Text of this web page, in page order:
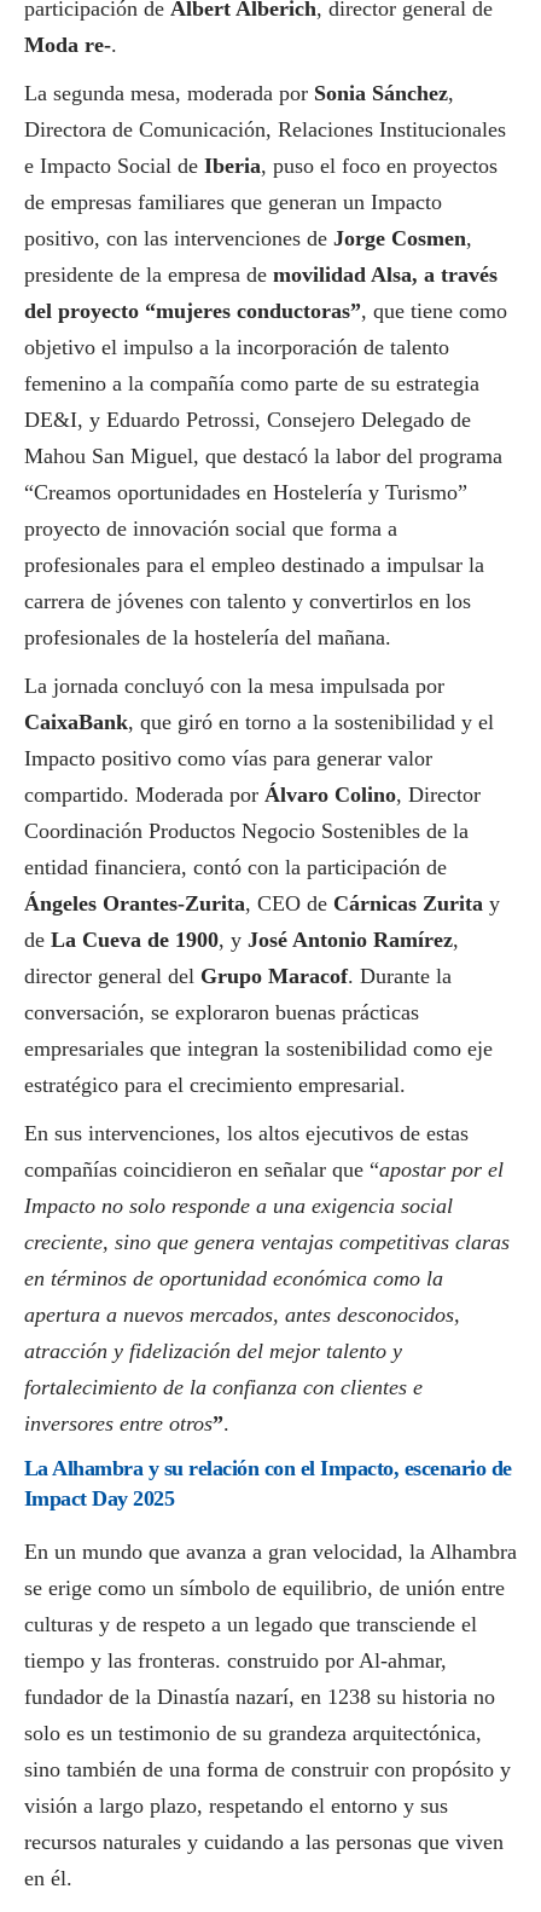
participación de Albert Alberich, director general de
Moda re-.
La segunda mesa, moderada por Sonia Sánchez,
Directora de Comunicación, Relaciones Institucionales
e Impacto Social de Iberia, puso el foco en proyectos
de empresas familiares que generan un Impacto
positivo, con las intervenciones de Jorge Cosmen,
presidente de la empresa de movilidad Alsa, a través
del proyecto “mujeres conductoras”, que tiene como
objetivo el impulso a la incorporación de talento
femenino a la compañía como parte de su estrategia
DE&I, y Eduardo Petrossi, Consejero Delegado de
Mahou San Miguel, que destacó la labor del programa
“Creamos oportunidades en Hostelería y Turismo”
proyecto de innovación social que forma a
profesionales para el empleo destinado a impulsar la
carrera de jóvenes con talento y convertirlos en los
profesionales de la hostelería del mañana.
La jornada concluyó con la mesa impulsada por
CaixaBank, que giró en torno a la sostenibilidad y el
Impacto positivo como vías para generar valor
compartido. Moderada por Álvaro Colino, Director
Coordinación Productos Negocio Sostenibles de la
entidad financiera, contó con la participación de
Ángeles Orantes-Zurita, CEO de Cárnicas Zurita y
de La Cueva de 1900, y José Antonio Ramírez,
director general del Grupo Maracof. Durante la
conversación, se exploraron buenas prácticas
empresariales que integran la sostenibilidad como eje
estratégico para el crecimiento empresarial.
En sus intervenciones, los altos ejecutivos de estas
compañías coincidieron en señalar que “apostar por el
Impacto no solo responde a una exigencia social
creciente, sino que genera ventajas competitivas claras
en términos de oportunidad económica como la
apertura a nuevos mercados, antes desconocidos,
atracción y fidelización del mejor talento y
fortalecimiento de la confianza con clientes e
inversores entre otros”.
La Alhambra y su relación con el Impacto, escenario de
Impact Day 2025
En un mundo que avanza a gran velocidad, la Alhambra
se erige como un símbolo de equilibrio, de unión entre
culturas y de respeto a un legado que transciende el
tiempo y las fronteras. construido por Al-ahmar,
fundador de la Dinastía nazarí, en 1238 su historia no
solo es un testimonio de su grandeza arquitectónica,
sino también de una forma de construir con propósito y
visión a largo plazo, respetando el entorno y sus
recursos naturales y cuidando a las personas que viven
en él.